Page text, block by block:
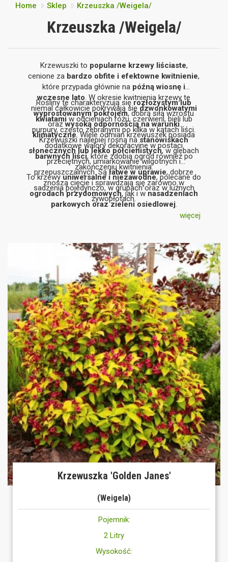
Home Sklep Krzeuszka /Weigela/
Krzeuszka /Weigela/
Krzewuszki to popularne krzewy liściaste,
cenione za bardzo obfite i efektowne kwitnienie,
które przypada głównie na późną wiosnę i
wczesne lato. W okresie kwitnienia krzewy te
niemal całkowicie pokrywają siędzwonkowatymi
kwiatamiw odcieniach różu, czerwieni, bieli lub
purpury, często zebranymi po kilka w kątach liści.
Rośliny te charakteryzują sięrozłożystym lub
wyprostowanym pokrojem, dobrą siłą wzrostu
orazwysoką odpornością na warunki
klimatyczne. Wiele odmian krzewuszek posiada
dodatkowe walory dekoracyjne w postaci
barwnych liści, które zdobią ogród również po
zakończeniu kwitnienia.
Krzewuszki najlepiej rosną nastanowiskach
słonecznych lub lekko półcienistych, w glebach
przeciętnych, umiarkowanie wilgotnych i
przepuszczalnych. Sąłatwe w uprawie, dobrze
znoszą cięcie i sprawdzają się zarówno w
ogrodach przydomowych, jak i wnasadzeniach
parkowych oraz zieleni osiedlowej.
To krzewyuniwersalne i niezawodne, polecane do
sadzenia pojedynczo, w grupach oraz w luźnych
żywopłotach.
więcej
Krzewuszka 'Golden Janes'
(Weigela)
Pojemnik:
2 Litry
Wysokość: